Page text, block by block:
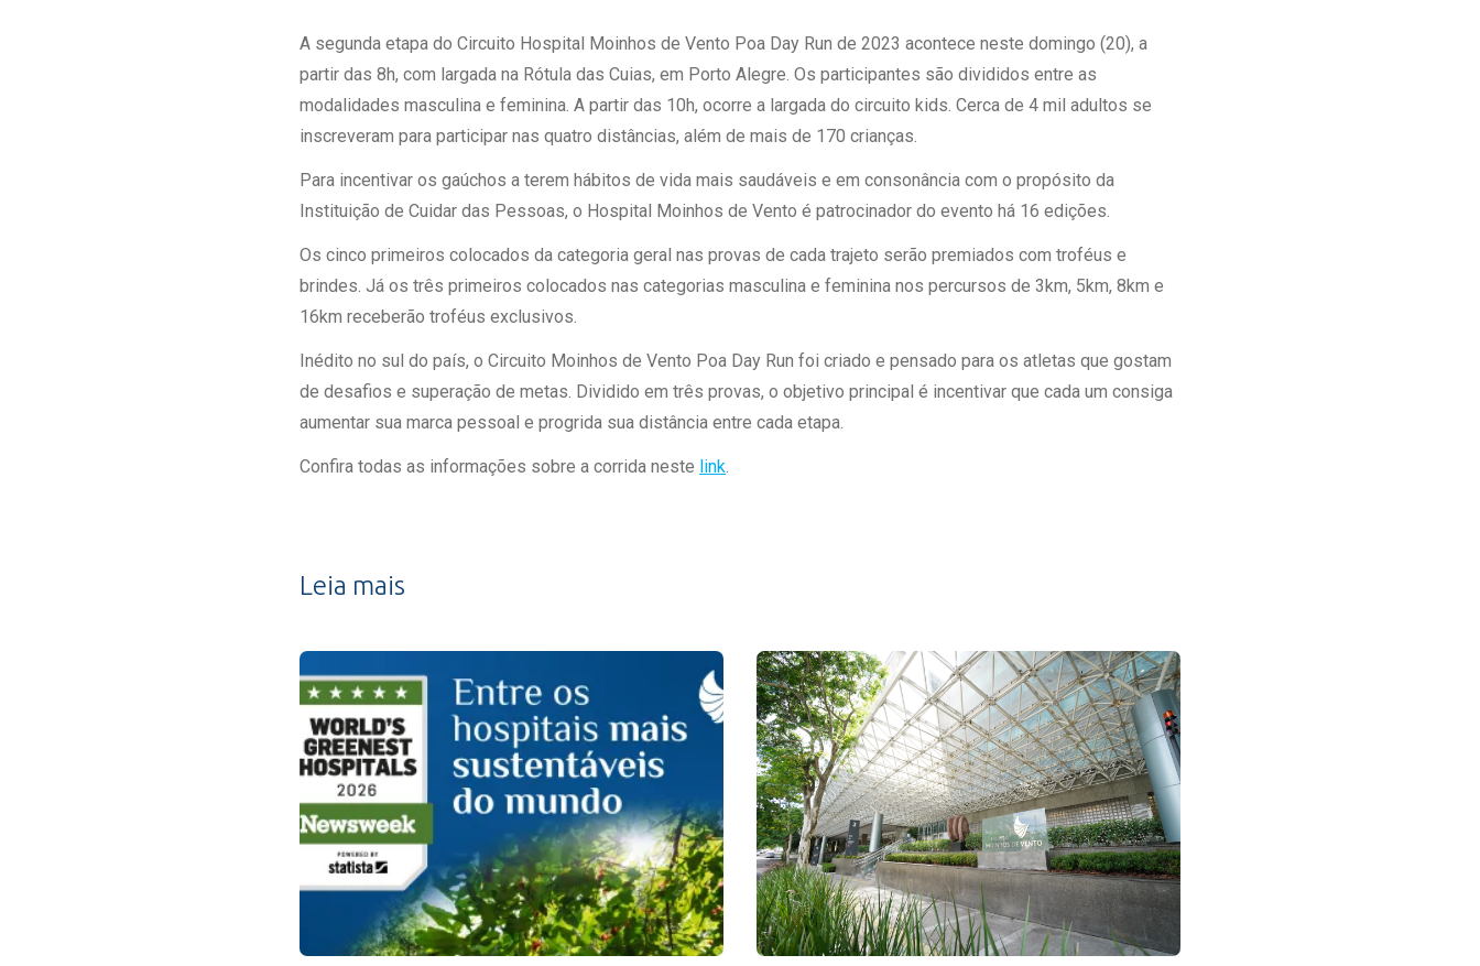
Estrutura de Gestão
Exames - Portal Médico
Farmácia
Fisioterapia
Responsabilidade Ambiental
Responsabilidade Social
Serviço Social
Saúde Digital Moinhos
Empresas
Cabine Telemedicina
A segunda etapa do Circuito Hospital Moinhos de Vento Poa Day Run de 2023 acontece neste domingo (20), a
partir das 8h, com largada na Rótula das Cuias, em Porto Alegre. Os participantes são divididos entre as
modalidades masculina e feminina. A partir das 10h, ocorre a largada do circuito kids. Cerca de 4 mil adultos se
inscreveram para participar nas quatro distâncias, além de mais de 170 crianças.
Para incentivar os gaúchos a terem hábitos de vida mais saudáveis e em consonância com o propósito da
Instituição de Cuidar das Pessoas, o Hospital Moinhos de Vento é patrocinador do evento há 16 edições.
Os cinco primeiros colocados da categoria geral nas provas de cada trajeto serão premiados com troféus e
brindes. Já os três primeiros colocados nas categorias masculina e feminina nos percursos de 3km, 5km, 8km e
16km receberão troféus exclusivos.
Inédito no sul do país, o Circuito Moinhos de Vento Poa Day Run foi criado e pensado para os atletas que gostam
de desafios e superação de metas. Dividido em três provas, o objetivo principal é incentivar que cada um consiga
aumentar sua marca pessoal e progrida sua distância entre cada etapa.
Confira todas as informações sobre a corrida neste link.
Leia mais